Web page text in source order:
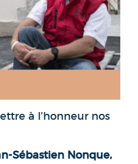
à l’honneur nos
Sébastien Nonque,